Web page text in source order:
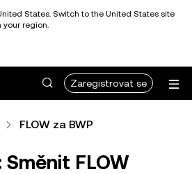
States. Switch to the United States site
your region.
Zaregistrovat se
FLOW za BWP
Směnit FLOW